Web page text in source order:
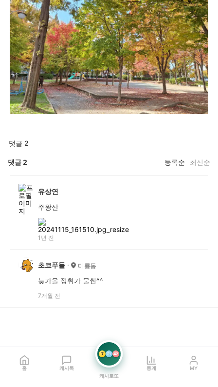
댓글 2
댓글2 등록순 최신순
유상연
주왕산
1년 전
초코푸들 미룡동
늦가을 정취가 물씬^^
7개월 전
홈 캐시톡
7 21 42
캐시로또
통계 MY